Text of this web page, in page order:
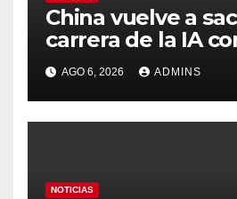
China vuelve a
carrera de la IA
modelo capaz de
durante días sin
humana
AGO 6, 2026 ADMINS
NOTICIAS